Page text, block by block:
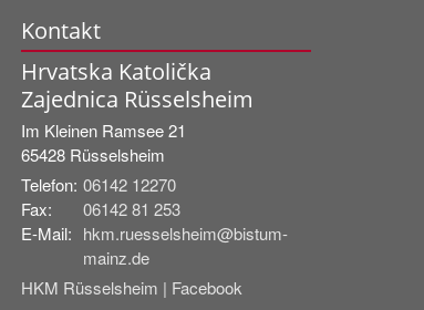
Kontakt
Hrvatska Katolička
Zajednica Rüsselsheim
Im Kleinen Ramsee 21
65428 Rüsselsheim
Telefon: 06142 12270
Fax:
06142 81 253
E-Mail: hkm.ruesselsheim@bistum-
mainz.de
HKM Rüsselsheim | Facebook